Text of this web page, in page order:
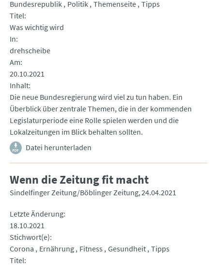
Bundesrepublik Politik Themenseite Tipps
Titel
Was wichtig wird
In
drehscheibe
Am
20.10.2021
Inhalt
Die neue Bundesregierung wird viel zu tun haben. Ein
Überblick über zentrale Themen, die in der kommenden
Legislaturperiode eine Rolle spielen werden und die
Lokalzeitungen im Blick behalten sollten.
Datei herunterladen
Wenn die Zeitung fit macht
Sindelfinger Zeitung/Böblinger Zeitung 24.04.2021
Letzte Änderung
18.10.2021
Stichwort(e)
Corona
Ernährung Fitness Gesundheit Tipps
Titel